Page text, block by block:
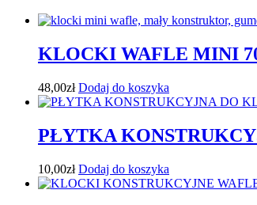
KLOCKI WAFLE MINI
48,00zł Dodaj do koszyka
PŁYTKA
10,00zł Dodaj do koszyka